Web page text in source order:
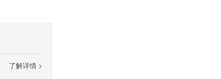
了解详情 >